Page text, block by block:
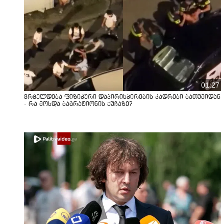
01:27
ვრცელდება ფიზიკური დაპირისპირების კადრები ბათუმიდან
- რა მოხდა ბაგრატიონის ქუჩაზე?